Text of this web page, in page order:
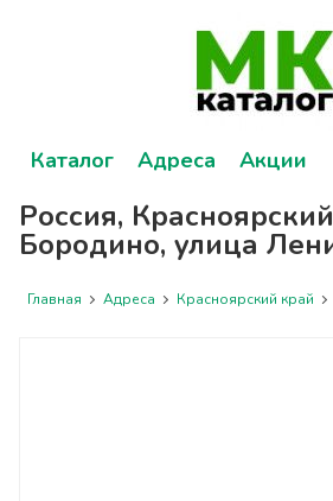
Каталог Адреса Акции
Россия,
Бородино, улица
Главная Адреса Красноярский край